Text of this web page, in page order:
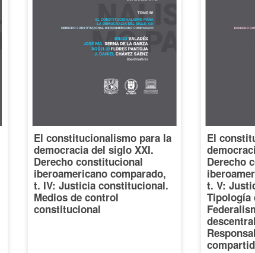
El constitucionalismo para la
democracia del siglo XXI.
Derecho constitucional
iberoamericano comparado,
t. IV: Justicia constitucional.
Medios de control
constitucional
El
Derecho
t. V:
Tipología